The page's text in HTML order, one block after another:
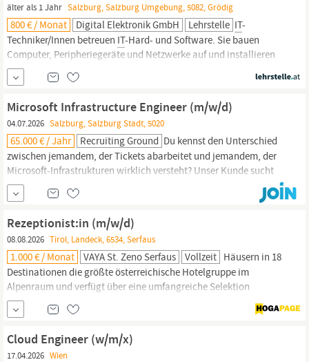
älter als 1 Jahr Salzburg, Salzburg Umgebung, 5082, Grödig
800 € / Monat Digital Elektronik GmbH Lehrstelle IT-
Techniker/Innen betreuen IT-Hard- und Software. Sie bauen
Computer, Peripheriegeräte und Netzwerke auf und installieren
und konfigurieren Betriebssysteme und Anwendungssoftware. Sie
warten
-Systeme, z.B. durch regelmäßige Updates und durch
die Erneuerung und Ergänzung einzelner Komponenten. Sie
untersuchen Fehler...
Microsoft Infrastructure Engineer (m/w/d)
04.07.2026 Salzburg, Salzburg Stadt, 5020
65.000 € / Jahr Recruiting Ground Du kennst den Unterschied
zwischen jemandem, der Tickets abarbeitet und jemandem, der
Microsoft-Infrastrukturen wirklich versteht? Unser Kunde sucht
keine klassische Support-Rolle. Gesucht wird jemand, der
Windows-, M365- und Active-Directory-
souverän
betreibt, verbessert und weiterentwickelt.
65.000...
Rezeptionist:in (m/w/d)
08.08.2026 Tirol, Landeck, 6534, Serfaus
1.000 € / Monat VAYA St. Zeno Serfaus Vollzeit Häusern in 18
Destinationen die größte österreichische Hotelgruppe im
Alpenraum und verfügt über eine umfangreiche Selektion
einzigartiger Betriebe in den beliebtesten Winter- und
Sommersportregionen in Tirol und
Bei VAYA bieten wir
erstklassigen Urlaubs- und Wohnkomfort in Top-Lagen mit
hochwertigem Design und ausgezeichneter Kulinarik.
Cloud Engineer (w/m/x)
17.04.2026 Wien